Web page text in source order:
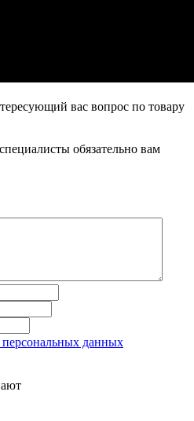
вас вопрос по товару
обязательно вам
персональных данных